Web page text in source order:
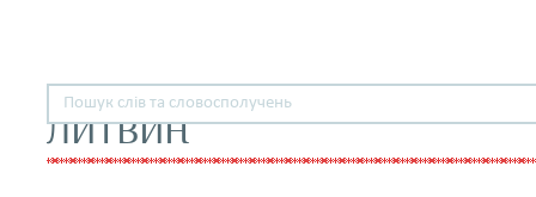
ЛИТВИН